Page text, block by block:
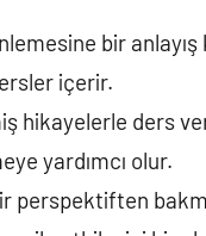
bir anlayış
içerir.
hikayelerle ders
yardımcı olur.
perspektiften